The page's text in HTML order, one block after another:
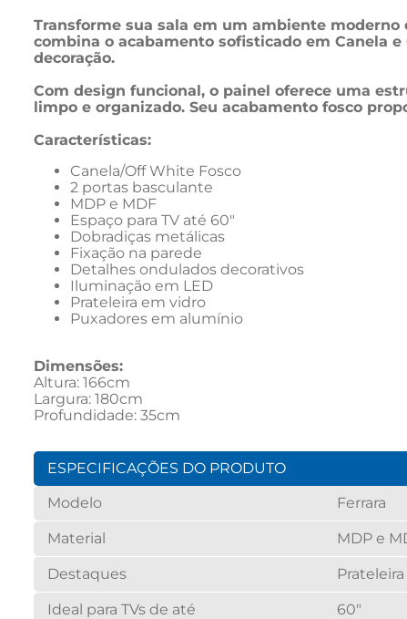
Transforme sua sala em um ambiente moderno
combina o acabamento sofisticado em Canela
decoração.
Com design funcional, o painel oferece uma
limpo e organizado. Seu acabamento fosco
Características:
Canela/Off White Fosco
2 portas basculante
MDP e MDF
Espaço para TV até 60"
Dobradiças metálicas
Fixação na parede
Detalhes ondulados decorativos
Iluminação em LED
Prateleira em vidro
Puxadores em alumínio
Dimensões:
Altura: 166cm
Largura: 180cm
Profundidade: 35cm
ESPECIFICAÇÕES DO PRODUTO
Modelo
Ferrara
Material MDP e
Destaques
Ideal para TVs de até 60"